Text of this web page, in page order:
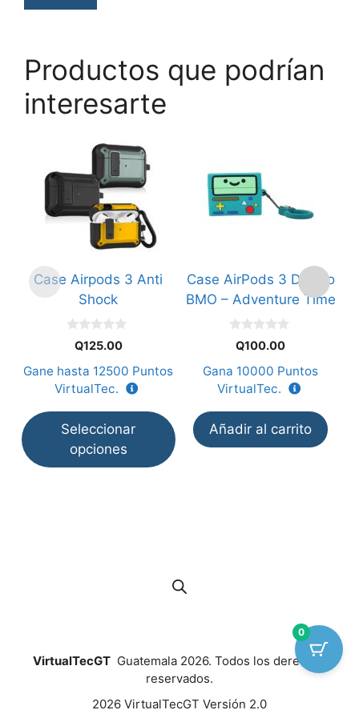
Productos que podrían
interesarte
Case Airpods 3 Anti
Shock
5
Q125.00
Gane hasta 12500 Puntos
VirtualTec.
Seleccionar
opciones
tiene
múltiples
variantes.
se
la
página
producto
Case AirPods 3 Diseño
BMO – Adventure Time
5
Q100.00
Gana 10000 Puntos
VirtualTec.
Añadir al carrito
VirtualTecGTGuatemala 2026. Todos los derechos
reservados.
2026 VirtualTecGT Versión 2.0
0